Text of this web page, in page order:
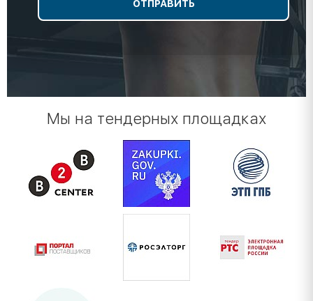
Мы на тендерных площадках